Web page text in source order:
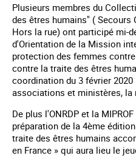
Plusieurs membres du
des êtres humains" ( Secours
Hors la rue) ont participé mi-
d'Orientation de la Mission
protection des femmes
contre la traite des êtres
coordination du 3 février
associations et ministères, la
De plus l'ONRDP et la
préparation de la 4ème
traite des êtres humains
en France » qui aura lieu le